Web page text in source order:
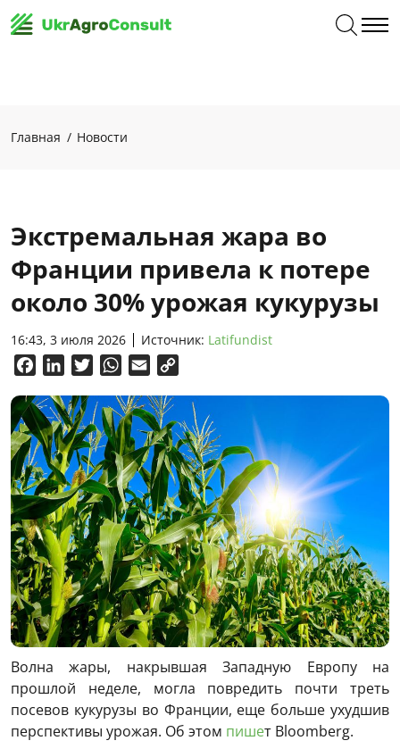
Главная Новости
Экстремальная жара во
Франции привела к потере
около 30% урожая кукурузы
16:43, 3 июля 2026 Источник: Latifundist
FacebookLinkedInTwitterWhatsApp
Email
Волна жары, накрывшая Западную Европу на
прошлой неделе, могла повредить почти треть
посевов кукурузы во Франции, еще больше ухудшив
перспективы урожая. Об этом пишет Bloomberg.